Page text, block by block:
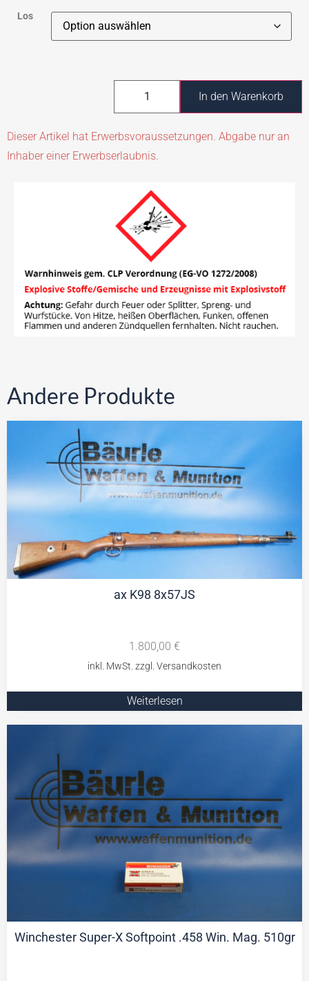
Los
In den Warenkorb
Dieser Artikel hat Erwerbsvoraussetzungen. Abgabe nur an
Inhaber einer Erwerbserlaubnis.
Andere Produkte
ax K98 8x57JS
1.800,00 €
Weiterlesen
Winchester Super-X Softpoint .458 Win. Mag. 510gr